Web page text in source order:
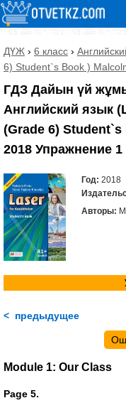
ДҮЖ › 6 класс ›
6) Student`s Book )
ГДЗ Дайын үй
Английский язык
(Grade 6)
2018 Упражнение 1
Год: 2018
Авторы:
< предыдущее
Module 1: Our Class
Page 5.